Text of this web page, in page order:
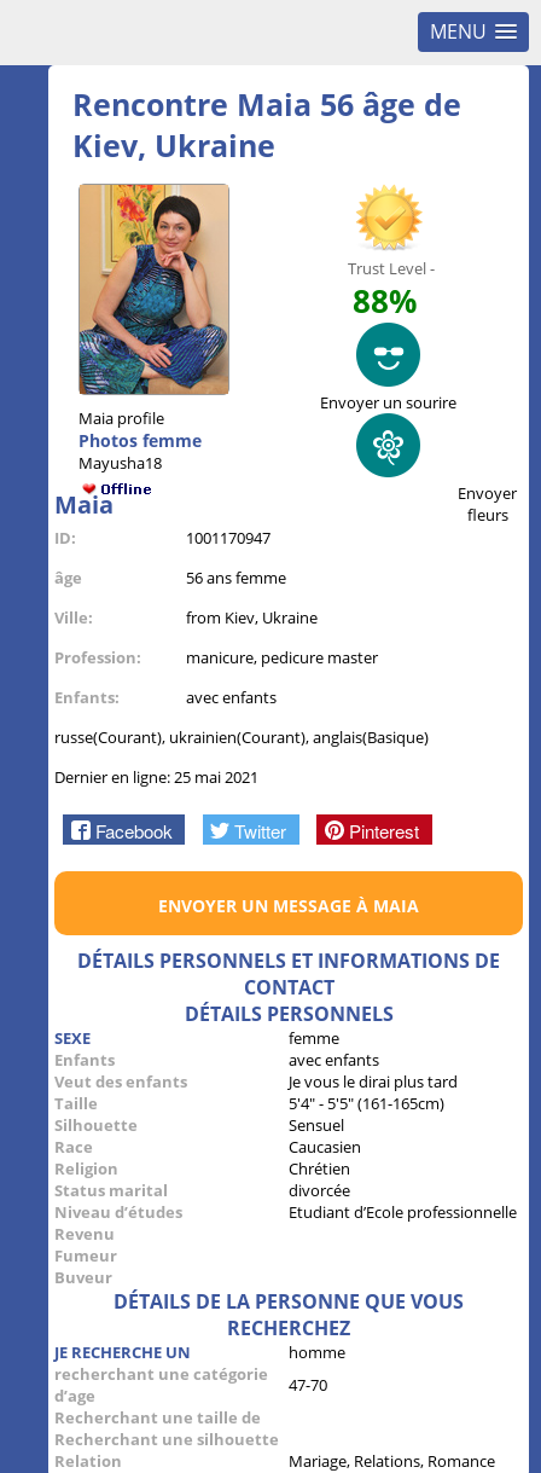
MENU
Rencontre Maia 56 âge de
Kiev, Ukraine
Maia profile
Photos femme
Mayusha18
Maia
ID:
1001170947
âge
56 ans femme
Ville:
from Kiev, Ukraine
Profession:
manicure, pedicure master
Enfants:
avec enfants
russe(Courant), ukrainien(Courant), anglais(Basique)
Dernier en ligne: 25 mai 2021
Facebook Twitter Pinterest
Trust Level -
88%
Envoyer un sourire
Envoyer
fleurs
ENVOYER UN MESSAGE À MAIA
DÉTAILS PERSONNELS ET INFORMATIONS DE
CONTACT
DÉTAILS PERSONNELS
SEXE
femme
Enfants
avec enfants
Veut des enfants
Je vous le dirai plus tard
Taille
5'4" - 5'5" (161-165cm)
Silhouette
Sensuel
Race
Caucasien
Religion
Chrétien
Status marital
divorcée
Niveau d’études
Etudiant d’Ecole professionnelle
Revenu
Fumeur
Buveur
DÉTAILS DE LA PERSONNE QUE VOUS
RECHERCHEZ
JE RECHERCHE UN
homme
recherchant une catégorie
d’age
47-70
Recherchant une taille de
Recherchant une silhouette
Relation
Mariage, Relations, Romance